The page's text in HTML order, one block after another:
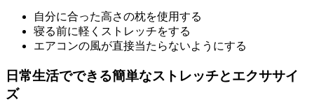
自分に合った高さの枕を使用する
寝る前に軽くストレッチをする
エアコンの風が直接当たらないようにする
日常生活でできる簡単なストレッチとエクササイ
ズ